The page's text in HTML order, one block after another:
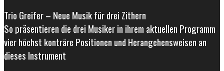
Trio Greifer – Neue Musik für drei Zithern
So präsentieren die drei Musiker in ihrem aktuellen Programm
vier höchst konträre Positionen und Herangehensweisen an
dieses Instrument